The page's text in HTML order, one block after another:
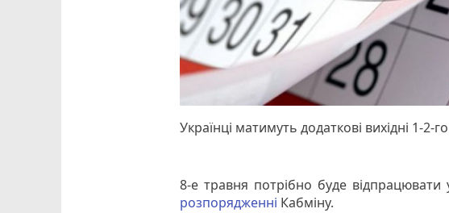
Українці матимуть додаткові вихідні 1-2-
8-е травня потрібно буде
розпорядженні Кабміну.